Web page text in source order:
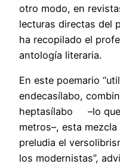
otro modo, en
lecturas directas del
ha recopilado el
antología literaria.
En este poemario
endecasílabo,
heptasílabo –lo que
metros–, esta
preludia el
los modernistas”,